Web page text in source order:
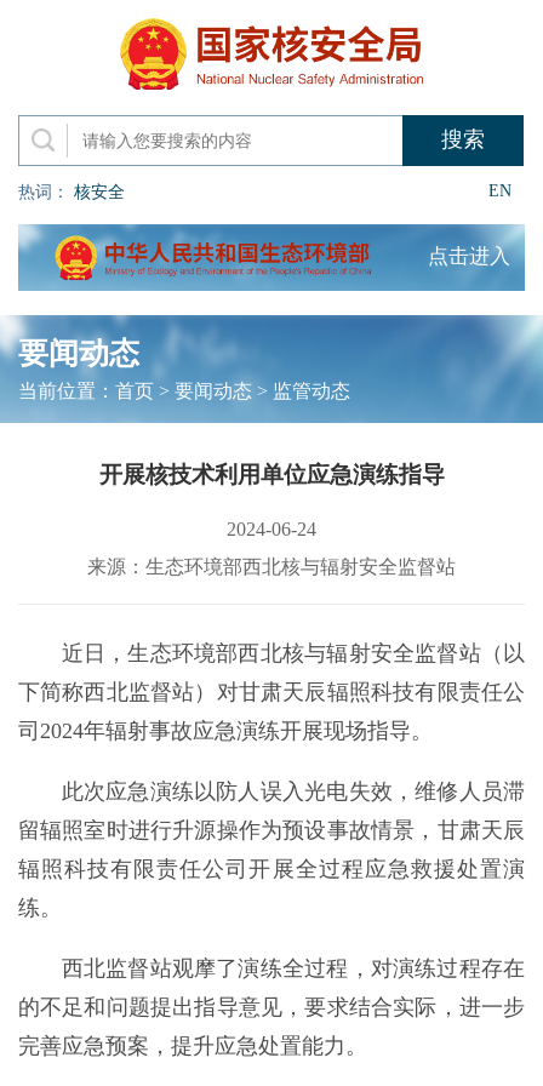
热词： 核安全 EN
点击进入
要闻动态
当前位置： 首页> 要闻动态 > 监管动态
开展核技术利用单位应急演练指导
2024-06-24
来源：生态环境部西北核与辐射安全监督站
近日，生态环境部西北核与辐射安全监督站（以
下简称西北监督站）对甘肃天辰辐照科技有限责任公
司2024年辐射事故应急演练开展现场指导。
此次应急演练以防人误入光电失效，维修人员滞
留辐照室时进行升源操作为预设事故情景，甘肃天辰
辐照科技有限责任公司开展全过程应急救援处置演
练。
西北监督站观摩了演练全过程，对演练过程存在
的不足和问题提出指导意见，要求结合实际，进一步
完善应急预案，提升应急处置能力。